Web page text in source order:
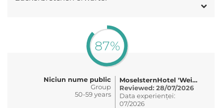
87%
Niciun nume public
Group
50-59 years
MoselsternHotel 'Weinhaus Fuhrmann'
Reviewed: 28/07/2026
Data experienței:
07/2026